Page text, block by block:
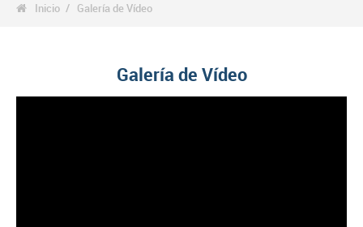
 Inicio Galería de Vídeo
Galería de Vídeo